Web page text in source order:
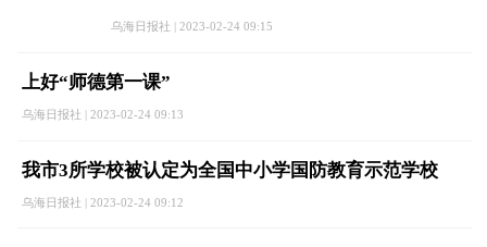
乌海日报社 | 2023-02-24 09:15
上好“师德第一课”
乌海日报社 | 2023-02-24 09:13
我市3所学校被认定为全国中小学国防教育示范学校
乌海日报社 | 2023-02-24 09:12